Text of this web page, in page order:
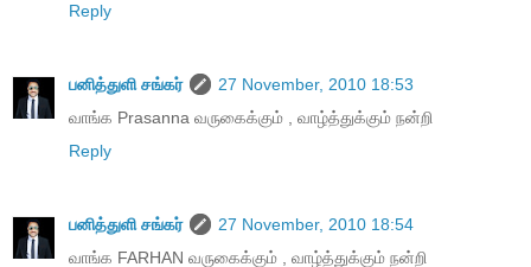
Reply
பனித்துளி சங்கர்
27 November, 2010 18:53
வாங்க Prasanna வருகைக்கும் , வாழ்த்துக்கும் நன்றி
Reply
பனித்துளி சங்கர்
27 November, 2010 18:54
வாங்க FARHAN வருகைக்கும் , வாழ்த்துக்கும் நன்றி